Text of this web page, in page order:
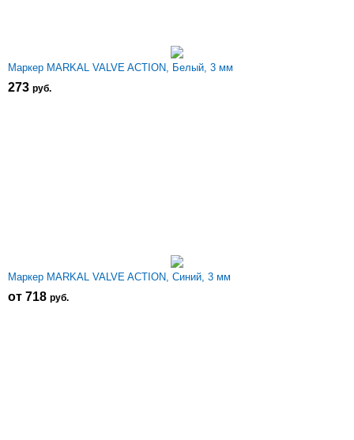
Маркер MARKAL VALVE ACTION, Белый, 3 мм
273 руб.
Маркер MARKAL VALVE ACTION, Синий, 3 мм
от 718 руб.